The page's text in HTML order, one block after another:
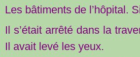
Les bâtiments de l’hôpital.
Il s’était arrêté dans la
Il avait levé les yeux.